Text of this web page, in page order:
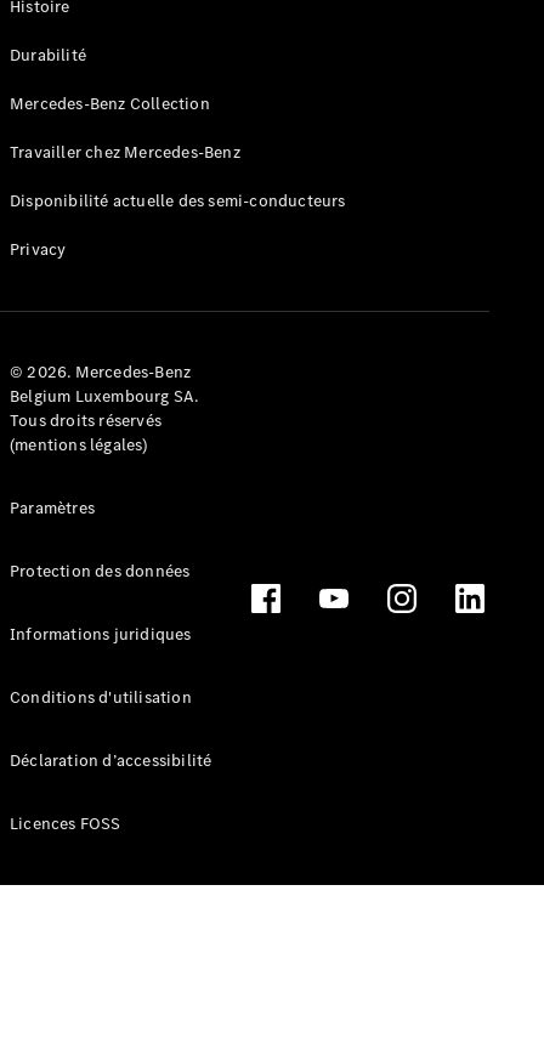
voitures
Trouver
un
d’occasion
Actions
Corporate
et prix
Brochures
et tarifs
Réserver un
route
digitaux
service
accessoires
Histoire
Durabilité
Mercedes-Benz Collection
Travailler chez Mercedes-Benz
Disponibilité actuelle des semi-conducteurs
Privacy
© 2026. Mercedes-Benz
Belgium Luxembourg SA.
Tous droits réservés
(mentions légales)
Paramètres
Protection des données
Informations juridiques
Conditions d'utilisation
Déclaration d’accessibilité
Licences FOSS